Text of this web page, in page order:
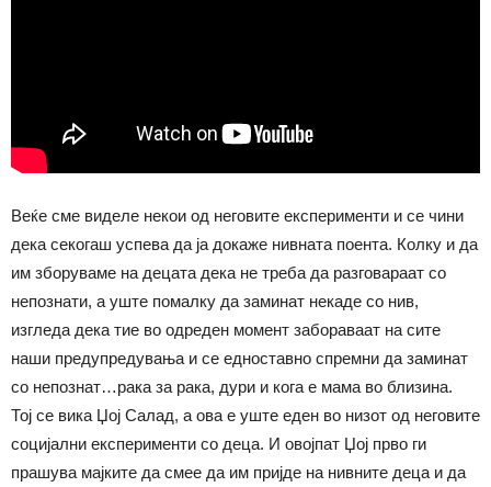
Веќе сме виделе некои од неговите експерименти и се чини
дека секогаш успева да ја докаже нивната поента. Колку и да
им зборуваме на децата дека не треба да разговараат со
непознати, а уште помалку да заминат некаде со нив,
изгледа дека тие во одреден момент забораваат на сите
наши предупредувања и се едноставно спремни да заминат
со непознат…рака за рака, дури и кога е мама во близина.
Тој се вика Џој Салад, а ова е уште еден во низот од неговите
социјални експерименти со деца. И овојпат Џој прво ги
прашува мајките да смее да им пријде на нивните деца и да